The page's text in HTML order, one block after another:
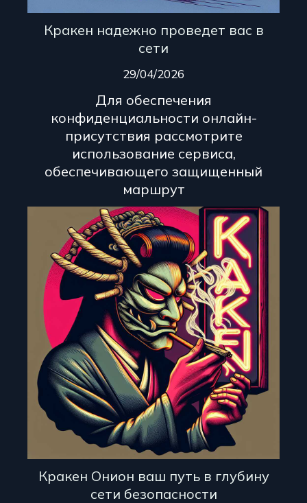
Кракен надежно проведет вас в
сети
29/04/2026
Для обеспечения
конфиденциальности онлайн-
присутствия рассмотрите
использование сервиса,
обеспечивающего защищенный
маршрут
Кракен Онион ваш путь в глубину
сети безопасности